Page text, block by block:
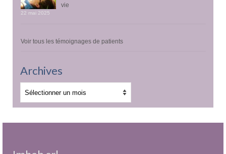
vie
22 mai 2025
Voir tous les témoignages de patients
Archives